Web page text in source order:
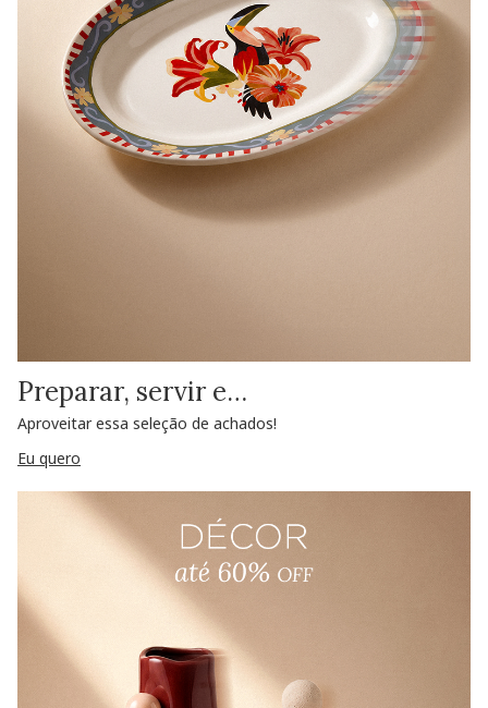
Preparar, servir e…
Aproveitar essa seleção de achados!
Eu quero